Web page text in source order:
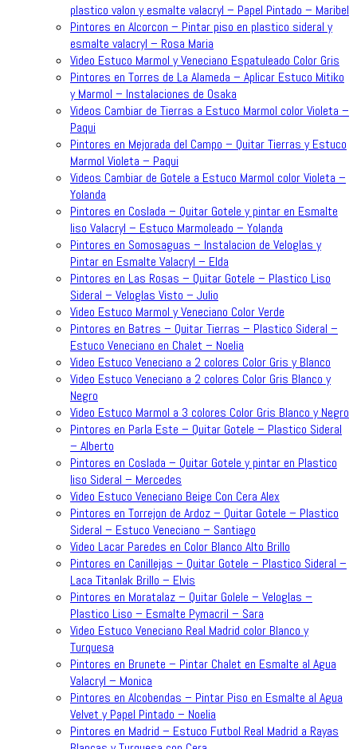
plastico valon y esmalte valacryl – Papel Pintado – Maribel
Pintores en Alcorcon – Pintar piso en plastico sideral y
esmalte valacryl – Rosa Maria
Video Estuco Marmol y Veneciano Espatuleado Color Gris
Pintores en Torres de La Alameda – Aplicar Estuco Mitiko
y Marmol – Instalaciones de Osaka
Videos Cambiar de Tierras a Estuco Marmol color Violeta –
Paqui
Pintores en Mejorada del Campo – Quitar Tierras y Estuco
Marmol Violeta – Paqui
Videos Cambiar de Gotele a Estuco Marmol color Violeta –
Yolanda
Pintores en Coslada – Quitar Gotele y pintar en Esmalte
liso Valacryl – Estuco Marmoleado – Yolanda
Pintores en Somosaguas – Instalacion de Veloglas y
Pintar en Esmalte Valacryl – Elda
Pintores en Las Rosas – Quitar Gotele – Plastico Liso
Sideral – Veloglas Visto – Julio
Video Estuco Marmol y Veneciano Color Verde
Pintores en Batres – Quitar Tierras – Plastico Sideral –
Estuco Veneciano en Chalet – Noelia
Video Estuco Veneciano a 2 colores Color Gris y Blanco
Video Estuco Veneciano a 2 colores Color Gris Blanco y
Negro
Video Estuco Marmol a 3 colores Color Gris Blanco y Negro
Pintores en Parla Este – Quitar Gotele – Plastico Sideral
– Alberto
Pintores en Coslada – Quitar Gotele y pintar en Plastico
liso Sideral – Mercedes
Video Estuco Veneciano Beige Con Cera Alex
Pintores en Torrejon de Ardoz – Quitar Gotele – Plastico
Sideral – Estuco Veneciano – Santiago
Video Lacar Paredes en Color Blanco Alto Brillo
Pintores en Canillejas – Quitar Gotele – Plastico Sideral –
Laca Titanlak Brillo – Elvis
Pintores en Moratalaz – Quitar Golele – Veloglas –
Plastico Liso – Esmalte Pymacril – Sara
Video Estuco Veneciano Real Madrid color Blanco y
Turquesa
Pintores en Brunete – Pintar Chalet en Esmalte al Agua
Valacryl – Monica
Pintores en Alcobendas – Pintar Piso en Esmalte al Agua
Velvet y Papel Pintado – Noelia
Pintores en Madrid – Estuco Futbol Real Madrid a Rayas